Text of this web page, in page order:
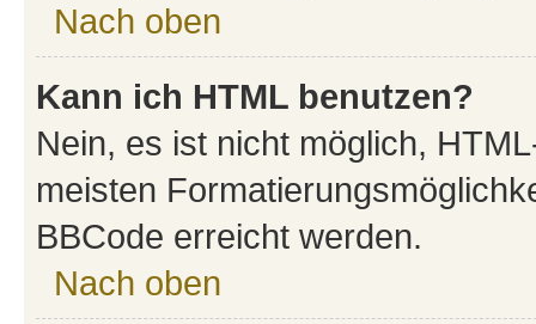
Nach oben
Kann ich HTML benutzen?
Nein, es ist nicht möglich,
meisten
BBCode erreicht werden.
Nach oben